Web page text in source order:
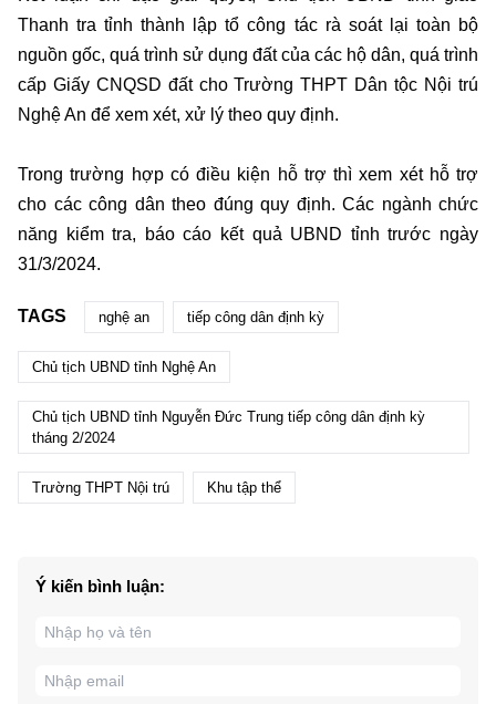
Thanh tra tỉnh thành lập tổ công tác rà soát lại toàn bộ
nguồn gốc, quá trình sử dụng đất của các hộ dân, quá trình
cấp Giấy CNQSD đất cho Trường THPT Dân tộc Nội trú
Nghệ An để xem xét, xử lý theo quy định.
Trong trường hợp có điều kiện hỗ trợ thì xem xét hỗ trợ
cho các công dân theo đúng quy định. Các ngành chức
năng kiểm tra, báo cáo kết quả UBND tỉnh trước ngày
31/3/2024.
TAGS nghệ an tiếp công dân định kỳ
Chủ tịch UBND tỉnh Nghệ An
Chủ tịch UBND tỉnh Nguyễn Đức Trung tiếp công dân định kỳ
tháng 2/2024
Trường THPT Nội trú Khu tập thể
Ý kiến bình luận: